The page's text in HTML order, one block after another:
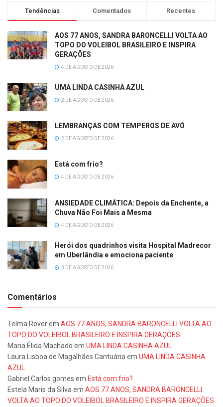
Tendências Comentados Recentes
AOS 77 ANOS, SANDRA BARONCELLI VOLTA AO
TOPO DO VOLEIBOL BRASILEIRO E INSPIRA
GERAÇÕES
4 DE AGOSTO DE 2026
UMA LINDA CASINHA AZUL
2 DE AGOSTO DE 2026
LEMBRANÇAS COM TEMPEROS DE AVÓ
2 DE AGOSTO DE 2026
Está com frio?
4 DE AGOSTO DE 2026
ANSIEDADE CLIMÁTICA: Depois da Enchente, a
Chuva Não Foi Mais a Mesma
4 DE AGOSTO DE 2026
Herói dos quadrinhos visita Hospital Madrecor
em Uberlândia e emociona paciente
3 DE AGOSTO DE 2026
Comentários
Telma Roverem AOS 77 ANOS, SANDRA BARONCELLI VOLTA AO
TOPO DO VOLEIBOL BRASILEIRO E INSPIRA GERAÇÕES
Maria Élida Machado em UMA LINDA CASINHA AZUL
Laura Lisboa de Magalhães Cantuária em UMA LINDA CASINHA
AZUL
Gabriel Carlos gomes em Está com frio?
Estela Maris da Silva em AOS 77 ANOS, SANDRA BARONCELLI
VOLTA AO TOPO DO VOLEIBOL BRASILEIRO E INSPIRA GERAÇÕES